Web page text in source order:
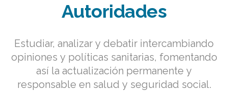
Autoridades
Estudiar, analizar y debatir intercambiando
opiniones y políticas sanitarias, fomentando
así la actualización permanente y
responsable en salud y seguridad social.